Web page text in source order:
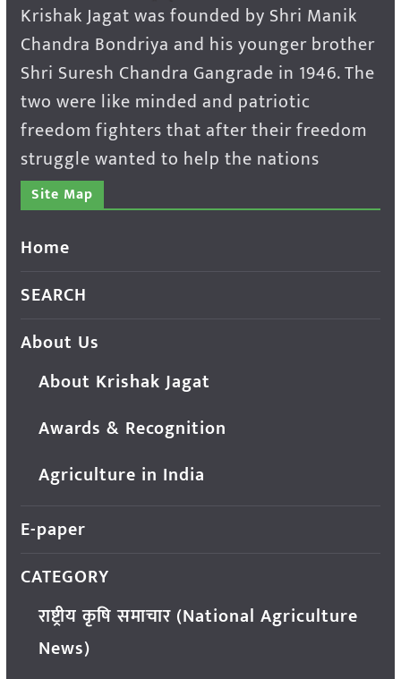
Krishak Jagat was founded by Shri Manik
Chandra Bondriya and his younger brother
Shri Suresh Chandra Gangrade in 1946. The
two were like minded and patriotic
freedom fighters that after their freedom
struggle wanted to help the nations
Site Map
Home
SEARCH
About Us
About Krishak Jagat
Awards & Recognition
Agriculture in India
E-paper
CATEGORY
राष्ट्रीय कृषि समाचार (National Agriculture
News)